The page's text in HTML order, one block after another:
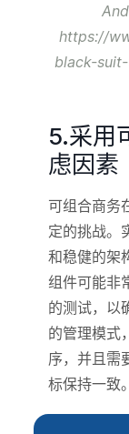
https://
black-
5.采用
虑因素
可组合商务
定的挑战。
和稳健的架
组件可能非
的测试，以
的管理模式
序，并且需
标保持一致